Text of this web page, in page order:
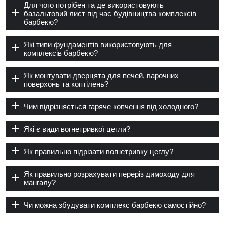
Для чого потрібен та де використовують
базальтовий лист під час будівництва комплексів
барбекю?
Які типи фундаментів використовують для
комплексів барбекю?
Як монтувати дверцята для печей, варочних
поверхонь та коптілень?
Чим відрізняється гаряче копчення від холодного?
Які є види вогнетривкої цегли?
Як правильно підрізати вогнетривку цеглу?
Як правильно розрахувати переріз димоходу для
мангалу?
Чи можна збудувати комплекс барбекю самостійно?